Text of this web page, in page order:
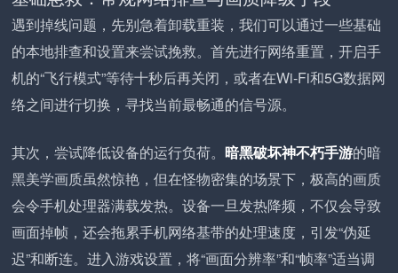
遇到掉线问题，先别急着卸载重装，我们可以通过一些基础
的本地排查和设置来尝试挽救。首先进行网络重置，开启手
机的“飞行模式”等待十秒后再关闭，或者在Wi-Fi和5G数据网
络之间进行切换，寻找当前最畅通的信号源。
其次，尝试降低设备的运行负荷。 暗黑破坏神不朽手游的暗
黑美学画质虽然惊艳，但在怪物密集的场景下，极高的画质
会令手机处理器满载发热。设备一旦发热降频，不仅会导致
画面掉帧，还会拖累手机网络基带的处理速度，引发“伪延
迟”和断连。进入游戏设置，将“画面分辨率”和“帧率”适当调